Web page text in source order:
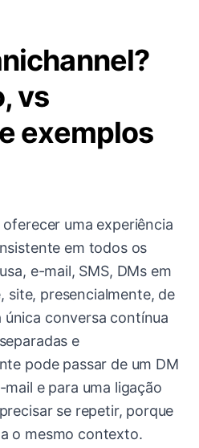
vs
exemplos
uma experiência
em todos os
e-mail, SMS, DMs em
site, presencialmente, de
única conversa contínua
e
pode passar de um DM
e para uma ligação
se repetir, porque
o mesmo contexto.